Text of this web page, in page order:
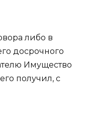
либо в
досрочного
Имущество
получил, с